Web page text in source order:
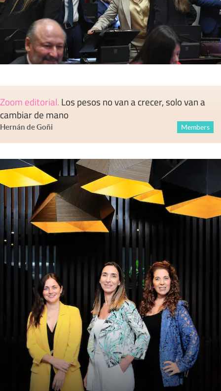
Zoom editorial. Los pesos no van a crecer, solo van a
cambiar de mano
Hernán de Goñi Members